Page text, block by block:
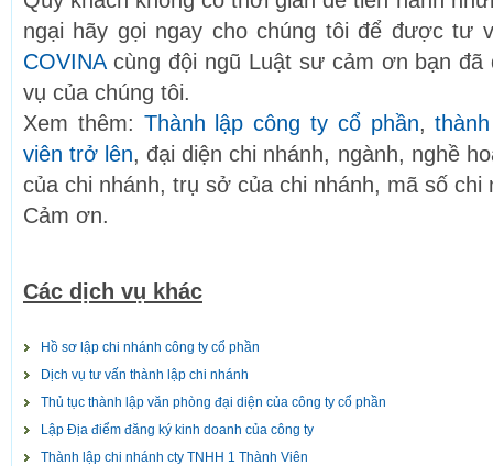
ngại hãy gọi ngay cho chúng tôi để được tư
COVINAcùng đội ngũ Luật sư cảm ơn bạn đã
vụ của chúng tôi.
Xem thêm: Thành lập công ty cổ phần,
viên trở lên, đại diện chi nhánh, ngành, nghề
của chi nhánh, trụ sở của chi nhánh, mã số chi
Cảm ơn.
Các dịch vụ khác
Hồ sơ lập chi nhánh công ty cổ phần
Dịch vụ tư vấn thành lập chi nhánh
Thủ tục thành lập văn phòng đại diện của công ty cổ phần
Lập Địa điểm đăng ký kinh doanh của công ty
Thành lập chi nhánh cty TNHH 1 Thành Viên